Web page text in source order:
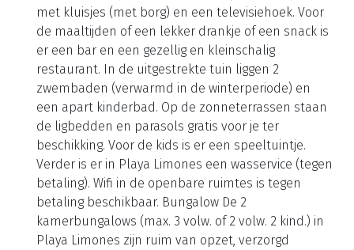
met kluisjes (met borg) en een televisiehoek. Voor
de maaltijden of een lekker drankje of een snack is
er een bar en een gezellig en kleinschalig
restaurant. In de uitgestrekte tuin liggen 2
zwembaden (verwarmd in de winterperiode) en
een apart kinderbad. Op de zonneterrassen staan
de ligbedden en parasols gratis voor je ter
beschikking. Voor de kids is er een speeltuintje.
Verder is er in Playa Limones een wasservice (tegen
betaling). Wifi in de openbare ruimtes is tegen
betaling beschikbaar. Bungalow De 2
kamerbungalows (max. 3 volw. of 2 volw. 2 kind.) in
Playa Limones zijn ruim van opzet, verzorgd